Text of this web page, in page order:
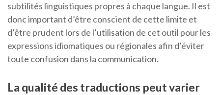
subtilités linguistiques propres à chaque langue. Il est
donc important d’être conscient de cette limite et
d’être prudent lors de l’utilisation de cet outil pour les
expressions idiomatiques ou régionales afin d’éviter
toute confusion dans la communication.
La qualité des traductions peut varier